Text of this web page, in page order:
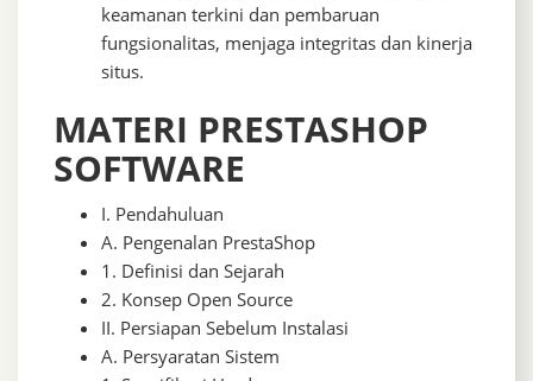
keamanan terkini dan pembaruan
fungsionalitas, menjaga integritas dan kinerja
situs.
MATERI PRESTASHOP
SOFTWARE
I. Pendahuluan
A. Pengenalan PrestaShop
1. Definisi dan Sejarah
2. Konsep Open Source
II. Persiapan Sebelum Instalasi
A. Persyaratan Sistem